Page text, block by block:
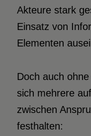
Akteure stark
Einsatz von
Elementen
Doch auch
sich mehrere
zwischen
festhalten: